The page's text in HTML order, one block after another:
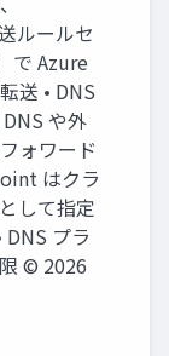
ルールセ
で Azure
送 • DNS
や外
ォワード
はクラ
して指定
DNS プラ
© 2026